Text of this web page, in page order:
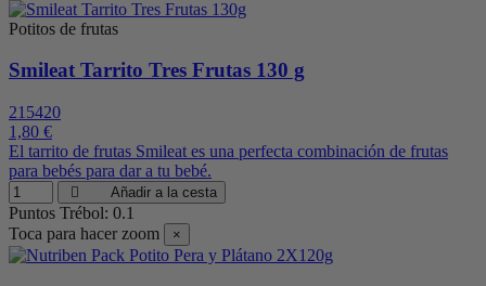
Potitos de frutas
Smileat Tarrito Tres Frutas 130 g
215420
1,80 €
El tarrito de frutas Smileat es una perfecta combinación de frutas
para bebés para dar a tu bebé.
Añadir a la cesta
Puntos Trébol: 0.1
Toca para hacer zoom
×